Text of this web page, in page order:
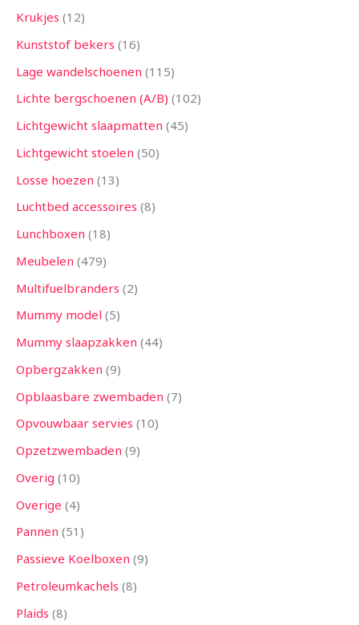
Krukjes 12
Kunststof bekers 16
Lage wandelschoenen 115
Lichte bergschoenen (A/B) 102
Lichtgewicht slaapmatten 45
Lichtgewicht stoelen 50
Losse hoezen 13
Luchtbed accessoires 8
Lunchboxen 18
Meubelen 479
Multifuelbranders 2
Mummy model 5
Mummy slaapzakken 44
Opbergzakken 9
Opblaasbare zwembaden 7
Opvouwbaar servies 10
Opzetzwembaden 9
Overig 10
Overige 4
Pannen 51
Passieve Koelboxen 9
Petroleumkachels 8
Plaids 8